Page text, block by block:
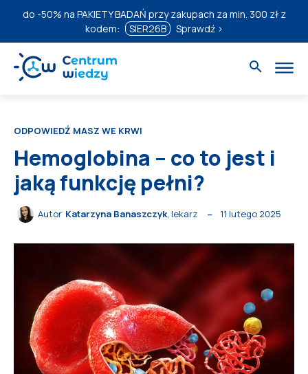
do -50% na PAKIETY BADAŃ przy zakupach za min. 300 zł z
kodem:
SIER26B Sprawdź ›
ODPOWIEDŹ MASZ WE KRWI
Hemoglobina – co to jest i
jaką funkcję pełni?
Autor Katarzyna Banaszczyk, lekarz 11 lutego 2025